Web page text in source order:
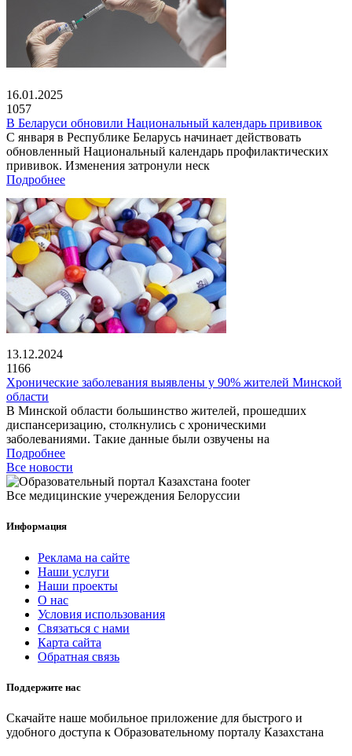
16.01.2025
1057
В Беларуси обновили Национальный календарь прививок
С января в Республике Беларусь начинает действовать
обновленный Национальный календарь профилактических
прививок. Изменения затронули неск
Подробнее
13.12.2024
1166
Хронические заболевания выявлены у 90% жителей Минской
области
В Минской области большинство жителей, прошедших
диспансеризацию, столкнулись с хроническими
заболеваниями. Такие данные были озвучены на
Подробнее
Все новости
Все медицинские учереждения Белоруссии
Информация
Реклама на сайте
Наши услуги
Наши проекты
О нас
Условия использования
Связаться с нами
Карта сайта
Обратная связь
Поддержите нас
Скачайте наше мобильное приложение для быстрого и
удобного доступа к Образовательному порталу Казахстана